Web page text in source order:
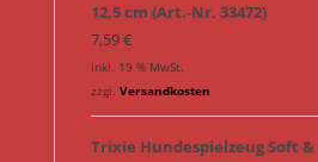
12,5 cm (Art.-Nr. 33472)
7,59€
inkl. 19 % MwSt.
zzgl. Versandkosten
Trixie Hundespielzeug Soft &